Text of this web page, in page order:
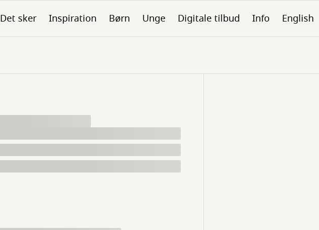
Det sker Inspiration Børn Unge Digitale tilbud Info English